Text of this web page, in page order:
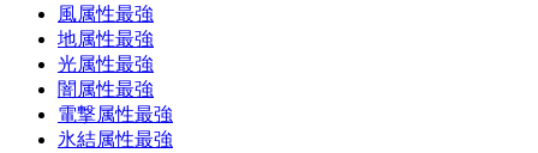
風属性最強
地属性最強
光属性最強
闇属性最強
電撃属性最強
氷結属性最強